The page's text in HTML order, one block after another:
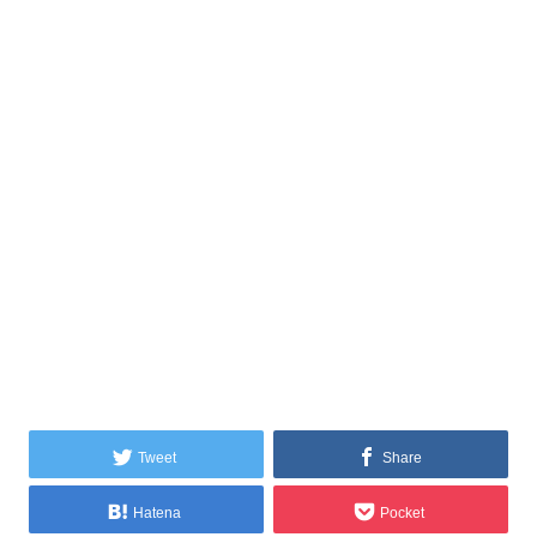
Tweet Share
Hatena Pocket